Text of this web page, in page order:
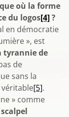
où la forme
du logos[4]?
en démocratie
», est
tyrannie de
de
sans la
[5].
» comme